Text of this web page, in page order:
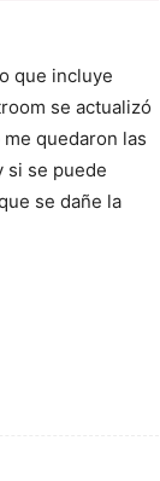
que incluye
se actualizó
quedaron las
si se puede
se dañe la